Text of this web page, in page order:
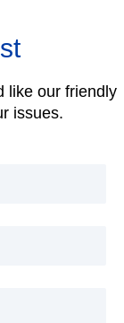
like our friendly
issues.